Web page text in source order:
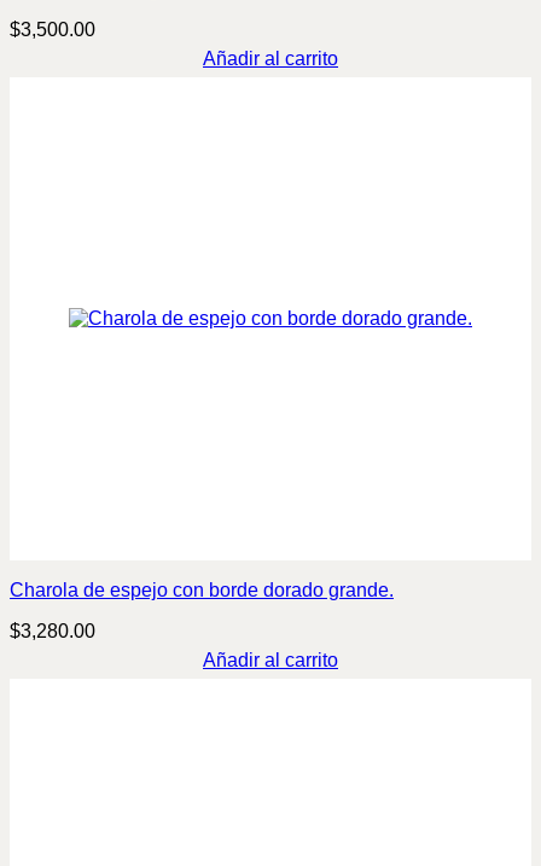
$3,500.00
Añadir al carrito
Charola de espejo con borde dorado grande.
$3,280.00
Añadir al carrito